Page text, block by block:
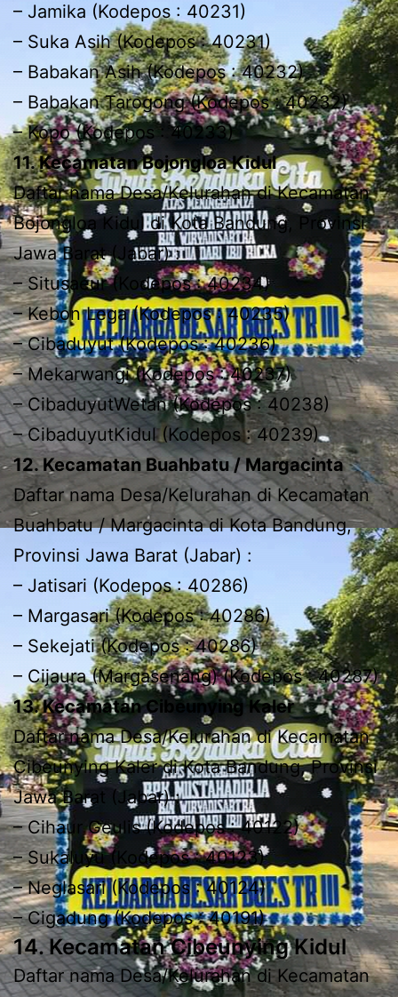
– Jamika (Kodepos : 40231)
– Suka Asih (Kodepos : 40231)
– Babakan Asih (Kodepos : 40232)
– Babakan Tarogong (Kodepos : 40232)
– Kopo (Kodepos : 40233)
11. Kecamatan Bojongloa Kidul
Daftar nama Desa/Kelurahan di Kecamatan
Bojongloa Kidul di Kota Bandung, Provinsi
Jawa Barat (Jabar) :
– Situsaeur (Kodepos : 40234)
– Kebon Lega (Kodepos : 40235)
– Cibaduyut (Kodepos : 40236)
– Mekarwangi (Kodepos : 40237)
– CibaduyutWetan (Kodepos : 40238)
– CibaduyutKidul (Kodepos : 40239)
12. Kecamatan Buahbatu / Margacinta
Daftar nama Desa/Kelurahan di Kecamatan
Buahbatu / Margacinta di Kota Bandung,
Provinsi Jawa Barat (Jabar) :
– Jatisari (Kodepos : 40286)
– Margasari (Kodepos : 40286)
– Sekejati (Kodepos : 40286)
– Cijaura (Margasenang) (Kodepos : 40287)
13. Kecamatan Cibeunying Kaler
Daftar nama Desa/Kelurahan di Kecamatan
Cibeunying Kaler di Kota Bandung, Provinsi
Jawa Barat (Jabar) :
– Cihaur Geulis (Kodepos : 40122)
– Sukaluyu (Kodepos : 40123)
– Neglasari (Kodepos : 40124)
– Cigadung (Kodepos : 40191)
14. Kecamatan Cibeunying Kidul
Daftar nama Desa/Kelurahan di Kecamatan